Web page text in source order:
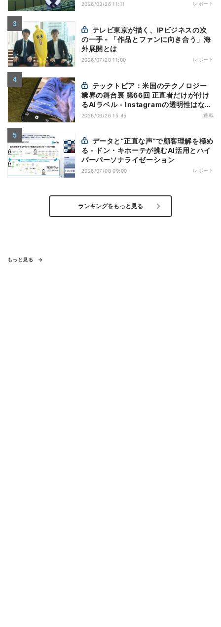
2026/03/26 11:11 レポート
の一手 - 「作品とファンに向き合う」海
外展開とは
2026/07/20 11:00 レポート
業界の舞台裏 第66回 正直者だけが付け
るAIラベル - Instagramの透明性はなぜ
逆効果になり得るのか
2026/06/26 15:45 連載
る - ドン・キホーテが挑むAI活用とハイ
パーパーソナライゼーション
2026/07/08 09:00 レポート
ランキングをもっと見る
もっと見る